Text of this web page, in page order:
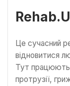
Це сучасний
відновитися
Тут працюють
протрузії,